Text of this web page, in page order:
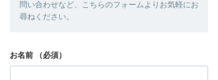
問い合わせなど、こちらのフォームよりお気軽にお
尋ねください。
お名前 （必須）